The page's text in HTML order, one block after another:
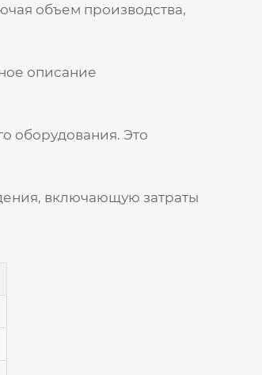
объем производства,
описание
оборудования. Это
включающую затраты